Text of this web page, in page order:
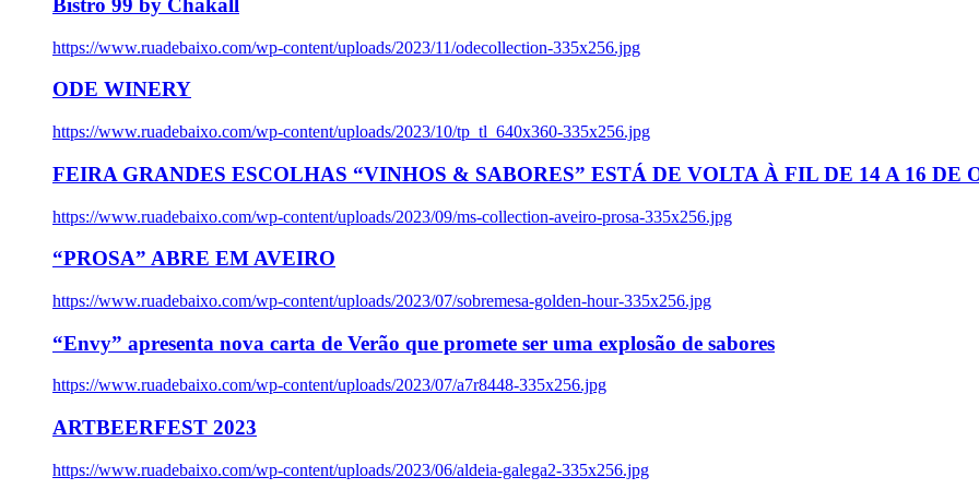
Bistro 99 by Chakall
https://www.ruadebaixo.com/wp-content/uploads/2023/11/odecollection-335x256.jpg
ODE WINERY
https://www.ruadebaixo.com/wp-content/uploads/2023/10/tp_tl_640x360-335x256.jpg
FEIRA GRANDES ESCOLHAS “VINHOS & SABORES” ESTÁ DE VOLTA À FIL DE 14 A 16 DE
https://www.ruadebaixo.com/wp-content/uploads/2023/09/ms-collection-aveiro-prosa-335x256.jpg
“PROSA” ABRE EM AVEIRO
https://www.ruadebaixo.com/wp-content/uploads/2023/07/sobremesa-golden-hour-335x256.jpg
“Envy” apresenta nova carta de Verão que promete ser uma explosão de sabores
https://www.ruadebaixo.com/wp-content/uploads/2023/07/a7r8448-335x256.jpg
ARTBEERFEST 2023
https://www.ruadebaixo.com/wp-content/uploads/2023/06/aldeia-galega2-335x256.jpg